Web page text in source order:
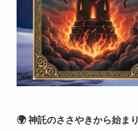
🌍 神託のささやきから始まり